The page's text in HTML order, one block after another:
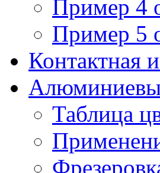
Пример 4
Пример 5
Контактная
Таблица